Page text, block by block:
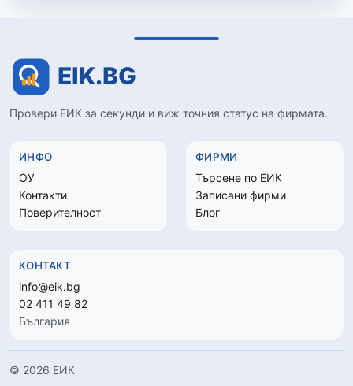
Провери ЕИК за секунди и виж точния статус на фирмата.
ИНФО
ОУ
Контакти
Поверителност
ФИРМИ
Търсене по ЕИК
Записани фирми
Блог
КОНТАКТ
info@eik.bg
02 411 49 82
България
© 2026 ЕИК